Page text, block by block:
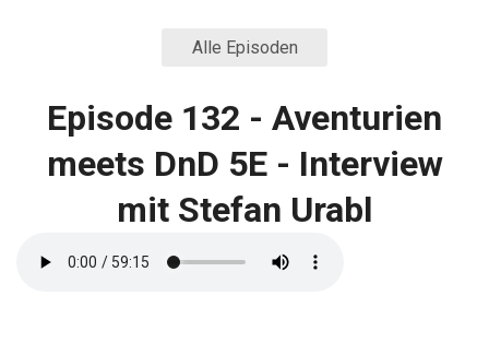
Alle Episoden
Episode 132 - Aventurien
meets DnD 5E - Interview
mit Stefan Urabl